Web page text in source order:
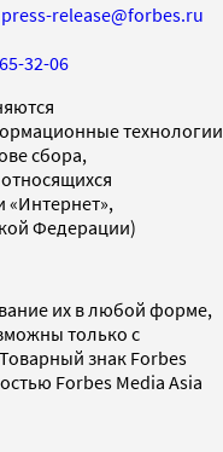
press-release@forbes.ru
32-06
технологии
сбора,
«Интернет»,
Федерации)
их в любой форме,
только с
знак Forbes
Forbes Media Asia